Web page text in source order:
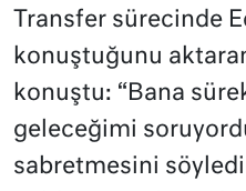
Transfer sürecinde
konuştuğunu
konuştu: “Bana
geleceğimi
sabretmesini